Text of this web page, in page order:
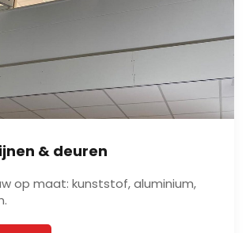
& deuren
op maat: kunststof, aluminium,